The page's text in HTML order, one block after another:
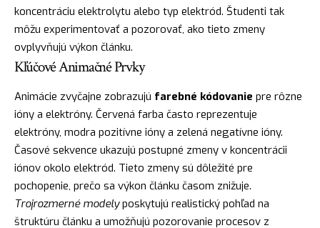
koncentráciu elektrolytu alebo typ elektród. Študenti tak
môžu experimentovať a pozorovať, ako tieto zmeny
ovplyvňujú výkon článku.
Kľúčové Animačné Prvky
Animácie zvyčajne zobrazujú farebné kódovanie pre rôzne
ióny a elektróny. Červená farba často reprezentuje
elektróny, modra pozitívne ióny a zelená negatívne ióny.
Časové sekvence ukazujú postupné zmeny v koncentrácii
iónov okolo elektród. Tieto zmeny sú dôležité pre
pochopenie, prečo sa výkon článku časom znižuje.
Trojrozmerné modelyposkytujú realistický pohľad na
štruktúru článku a umožňujú pozorovanie procesov z